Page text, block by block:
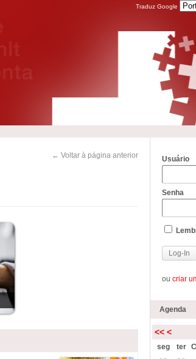
Traduz Google
← Voltar à página anterior Usuário
Senha
oucriar
Agenda
<< <
seg ter